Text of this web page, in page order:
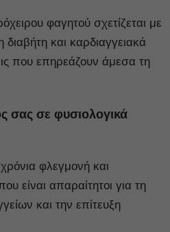
φαγητού σχετίζεται με
και καρδιαγγειακά
που επηρεάζουν άμεσα τη
σας σε φυσιολογικά
φλεγμονή και
είναι απαραίτητοι για τη
και την επίτευξη